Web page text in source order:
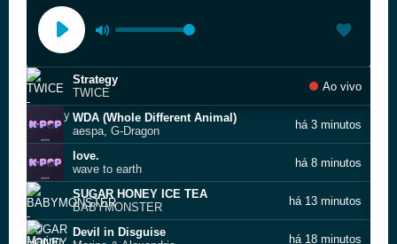
Strategy
TWICE
Ao vivo
WDA (Whole Different Animal)
aespa, G-Dragon
há 3 minutos
love.
wave to earth
há 8 minutos
SUGAR HONEY ICE TEA
BABYMONSTER
há 13 minutos
Devil in Disguise
há 18 minutos